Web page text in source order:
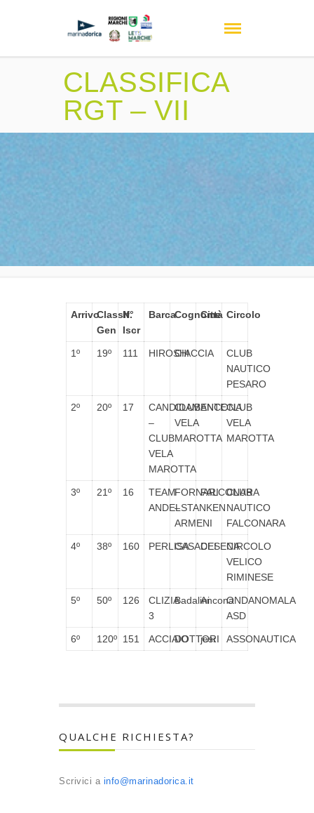
CLASSIFICA
RGT – VII
ArrivoClassif.
Gen
N°
Iscr
BarcaCognome
Città Circolo
1º 19º 111 HIROSHICIACCIA
CLUB
NAUTICO
PESARO
2º 20º 17
CANDIDAMENTE
–
CLUB
VELA
MAROTTA
CLUB
VELA
MAROTTA
ANCONA
CLUB
VELA
MAROTTA
3º 21º 16
TEAM
ANDELSTANKEN
FORNARI
–
ARMENI
FALCONARA
CLUB
NAUTICO
FALCONARA
4º 38º 160 PERLISACASADEICESENACIRCOLO
VELICO
RIMINESE
5º 50º 126
CLIZIA
3
BadaliniAnconaONDANOMALA
ASD
6º 120º 151 ACCIAIODOTTORI
jesi ASSONAUTICA
QUALCHE RICHIESTA?
Scrivici a info@marinadorica.it